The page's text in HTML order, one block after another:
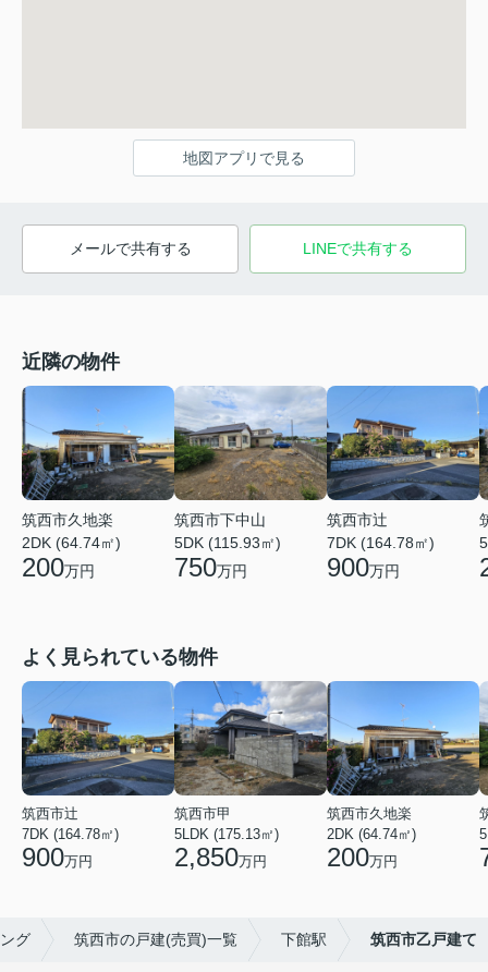
地図アプリで見る
メールで共有する LINEで共有する
近隣の物件
筑西市久地楽
2DK (64.74㎡)
200万円
筑西市下中山
5DK (115.93㎡)
750万円
筑西市辻
7DK (164.78㎡)
900万円
よく見られている物件
筑西市辻
7DK (164.78㎡)
900万円
筑西市甲
5LDK (175.13㎡)
2,850万円
筑西市久地楽
2DK (64.74㎡)
200万円
グ 筑西市の戸建(売買)一覧 下館駅 筑西市乙戸建て